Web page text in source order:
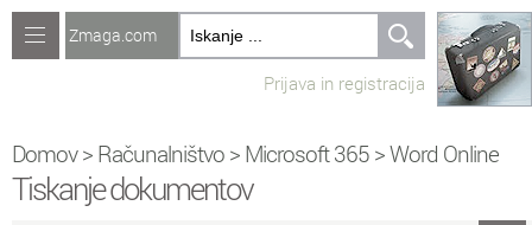
Računalništvo
Recepti
Naredi sam
Zmaga.com
Prijava in registracija
Domov> Računalništvo > Microsoft 365 >Word Online
Tiskanje dokumentov